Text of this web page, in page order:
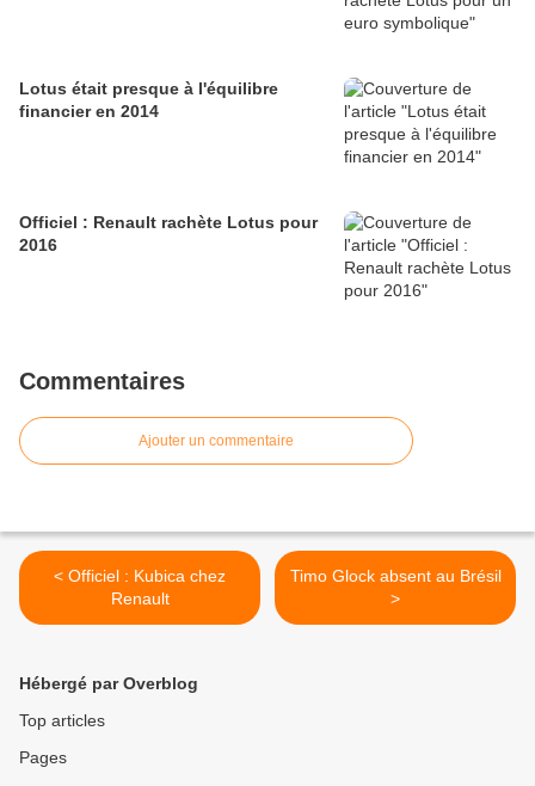
Lotus était presque à l'équilibre
financier en 2014
Officiel : Renault rachète Lotus pour
2016
Commentaires
Ajouter un commentaire
< Officiel : Kubica chez
Renault
Timo Glock absent au Brésil
>
Hébergé par Overblog
Top articles
Pages